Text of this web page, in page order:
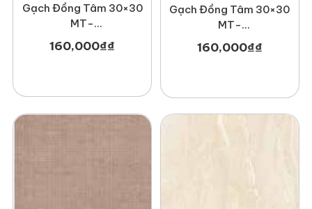
Gạch Đồng Tâm 30×30
MT-
160,000₫₫
Gạch Đồng Tâm 30×30
MT-
GDT3030Nonnuoc001
160,000₫₫